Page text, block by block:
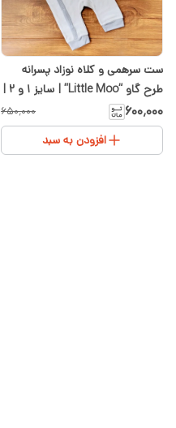
ست سرهمی و کلاه نوزاد پسرانه
طرح گاو “Little Moo” | سایز ۱ و ۲ |
طوسی سفید
۶۰۰٬۰۰۰ ۶۵۰٬۰۰۰
افزودن به سبد